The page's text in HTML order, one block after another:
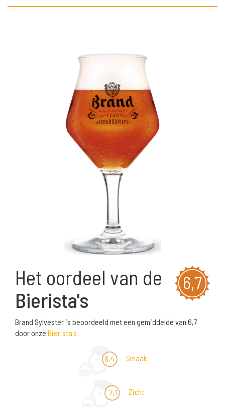
6,7
Het oordeel van de
Bierista's
Brand Sylvester is beoordeeld met een gemiddelde van 6,7
door onze Bierista's
6,4 Smaak
7,1 Zicht